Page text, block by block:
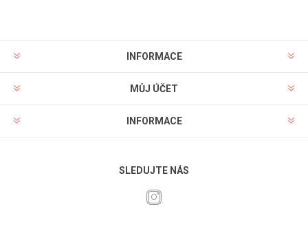
INFORMACE
MŮJ ÚČET
INFORMACE
SLEDUJTE NÁS